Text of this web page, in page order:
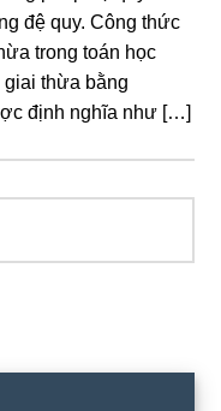
đệ quy. Công thức
trong toán học
giai thừa bằng
định nghĩa như […]